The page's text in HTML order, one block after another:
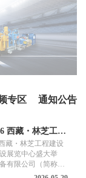
专区 通知公告
西藏・林芝工程
技赋能高原基建
藏・林芝工程建设
展览中心盛大举
有限公司（简称
制化地质装备与数